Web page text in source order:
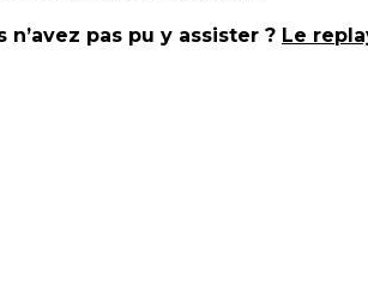
n’avez pas pu y assister ? Le